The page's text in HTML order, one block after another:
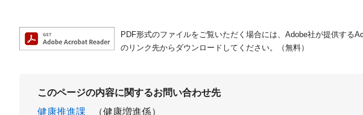
PDF形式のファイルをご覧いただく場合には、Adobe社が提供する
のリンク先からダウンロードしてください。（無料）
このページの内容に関するお問い合わせ先
健康推進課
（健康増進係）